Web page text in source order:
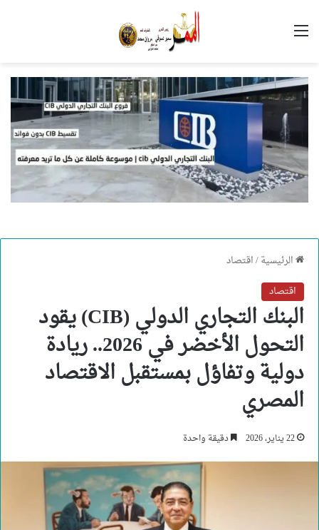
القائمة
الرئيسية/اقتصاد
اقتصاد
البنك التجاري الدولي (CIB) يقود
التحول الأخضر في 2026.. ريادة
دولية وتفاؤل بمستقبل الاقتصاد
المصري
22 يناير، 2026 دقيقة واحدة